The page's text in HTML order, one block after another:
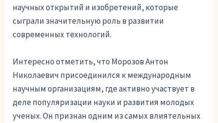
научных открытий и изобретений, которые
сыграли значительную роль в развитии
современных технологий.
Интересно отметить, что Морозов Антон
Николаевич присоединился к международным
научным организациям, где активно участвует в
деле популяризации науки и развития молодых
ученых. Он признан одним из самых влиятельных